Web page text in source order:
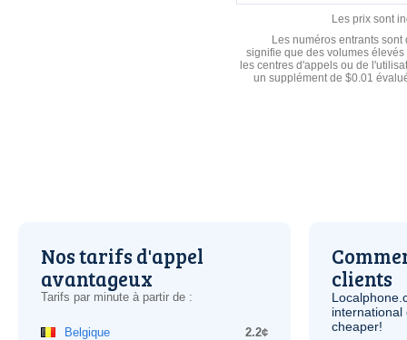
Les prix sont
Les numéros entrants
signifie que des volumes
les centres d'appels ou de
un supplément de $0.01
Nos tarifs d'appel
avantageux
Tarifs par minute à partir de :
Belgique
2.2¢
clients
international
cheaper!